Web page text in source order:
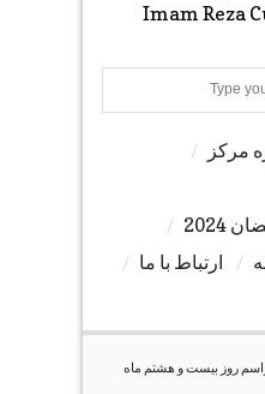
Imam Reza
مرکز
ارتباط با ما
روز بیست و هشتم ماه